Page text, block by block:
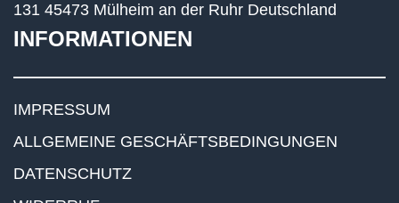
131 45473 Mülheim an der Ruhr Deutschland
INFORMATIONEN
IMPRESSUM
ALLGEMEINE GESCHÄFTSBEDINGUNGEN
DATENSCHUTZ